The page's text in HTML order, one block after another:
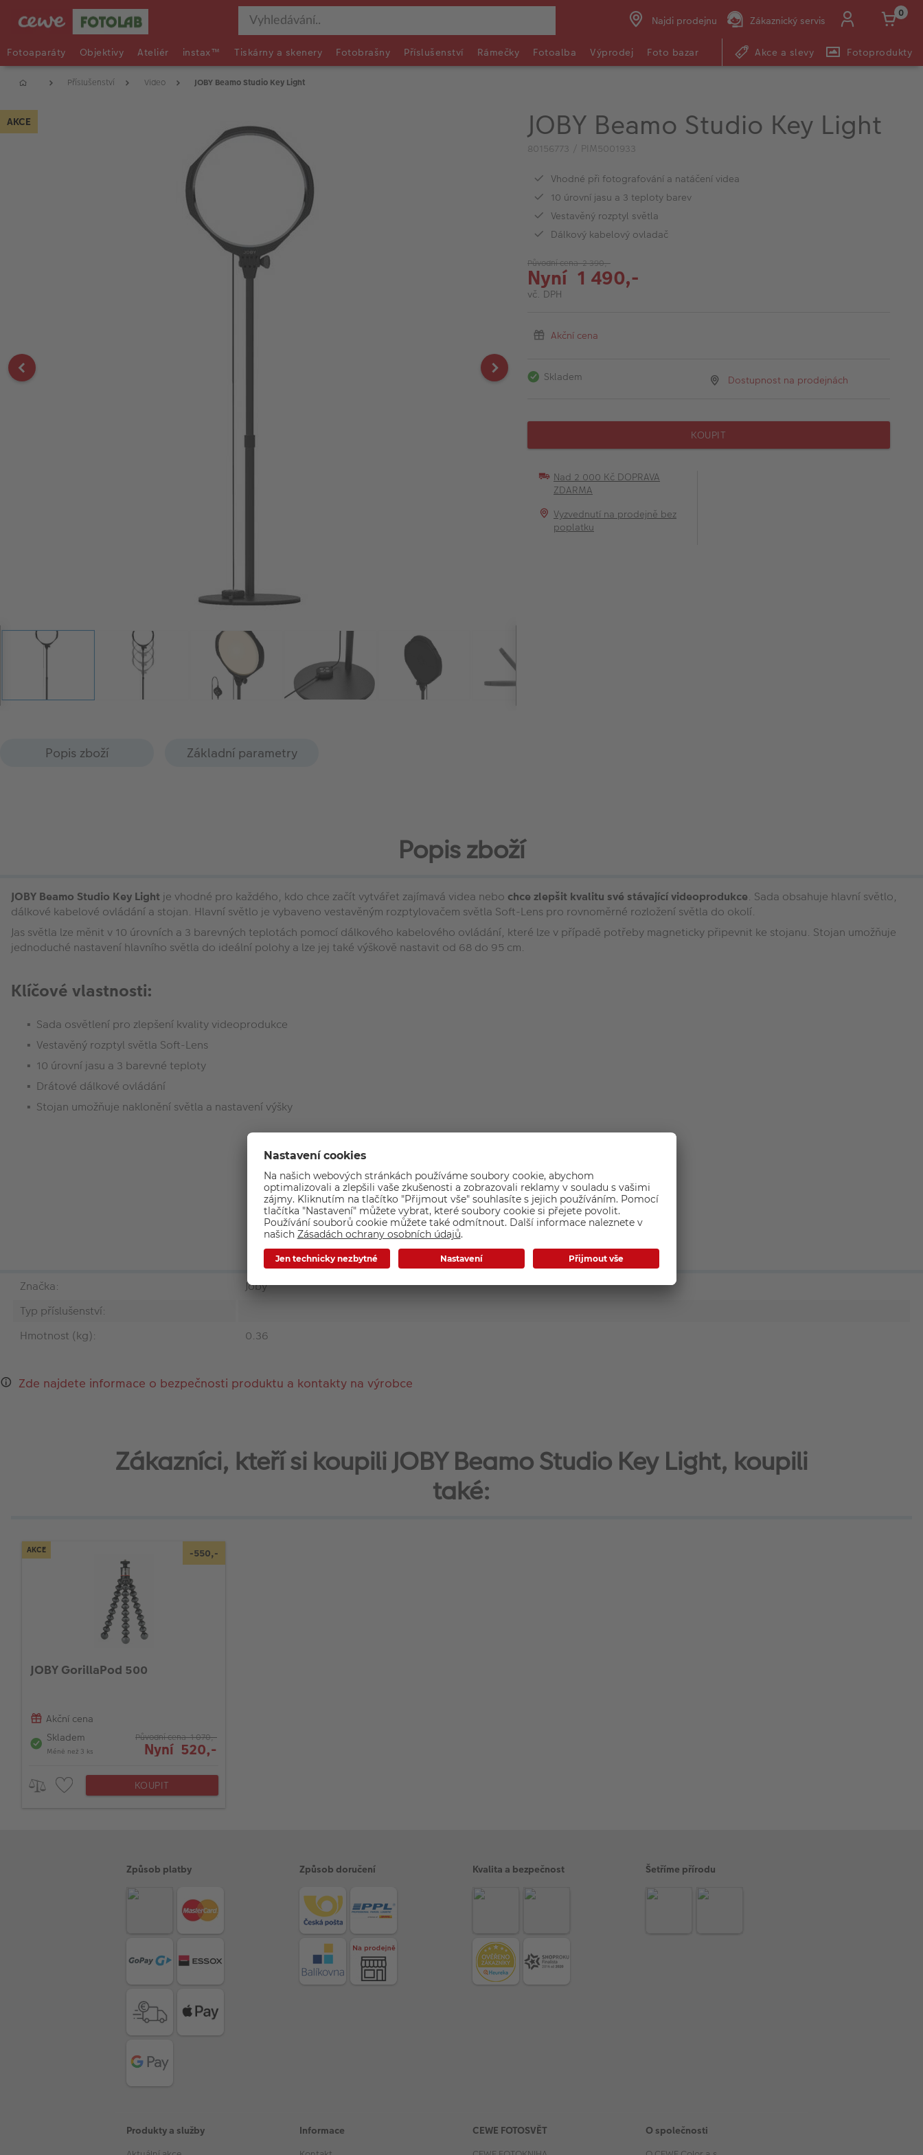
Najdi prodejnu Zákaznický servis
0
Fotoaparáty Objektivy Ateliér instax™ Tiskárny a skenery Fotobrašny Příslušenství Rámečky Fotoalba Výprodej Foto bazar Akce a slevy Fotoprodukty
Příslušenství Video JOBY Beamo Studio Key Light
AKCE JOBY Beamo Studio Key Light
80156773 / PIM5001933
Vhodné při fotografování a natáčení videa
10 úrovní jasu a 3 teploty barev
Vestavěný rozptyl světla
Dálkový kabelový ovladač
Původní cena 2 390,-
Nyní 1 490,-
vč. DPH
Akční cena
Skladem Dostupnost na prodejnách
KOUPIT
Nad 2 000 Kč DOPRAVA
ZDARMA
Vyzvednutí na prodejně bez
poplatku
Popis zboží Základní parametry
Popis zboží
JOBY Beamo Studio Key Light je vhodné pro každého, kdo chce začít vytvářet zajímavá videa nebo chce zlepšit kvalitu své stávající videoprodukce. Sada obsahuje hlavní světlo,
dálkové kabelové ovládání a stojan. Hlavní světlo je vybaveno vestavěným rozptylovačem světla Soft-Lens pro rovnoměrné rozložení světla do okolí.
Jas světla lze měnit v 10 úrovních a 3 barevných teplotách pomocí dálkového kabelového ovládání, které lze v případě potřeby magneticky připevnit ke stojanu. Stojan umožňuje
jednoduché nastavení hlavního světla do ideální polohy a lze jej také výškově nastavit od 68 do 95 cm.
Klíčové vlastnosti:
Sada osvětlení pro zlepšení kvality videoprodukce
Vestavěný rozptyl světla Soft-Lens
10 úrovní jasu a 3 barevné teploty
Drátové dálkové ovládání
Stojan umožňuje naklonění světla a nastavení výšky
Základní parametry
Značka:
Joby
Typ příslušenství:
Hmotnost (kg):
0.36
Zde najdete informace o bezpečnosti produktu a kontakty na výrobce
Zákazníci, kteří si koupili JOBY Beamo Studio Key Light, koupili
také:
AKCE -550,-
JOBY GorillaPod 500
Akční cena
Skladem
Méně než 3 ks
Původní cena 1 070,-
Nyní 520,-
KOUPIT
Způsob platby Způsob doručení Kvalita a bezpečnost Šetříme přírodu
Produkty a služby Informace CEWE FOTOSVĚT O společnosti